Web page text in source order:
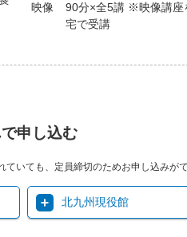
映像
90分×全5講 ※映像講座
宅で受講
申し込む
ていても、定員締切のためお申し込みが
北九州現役館